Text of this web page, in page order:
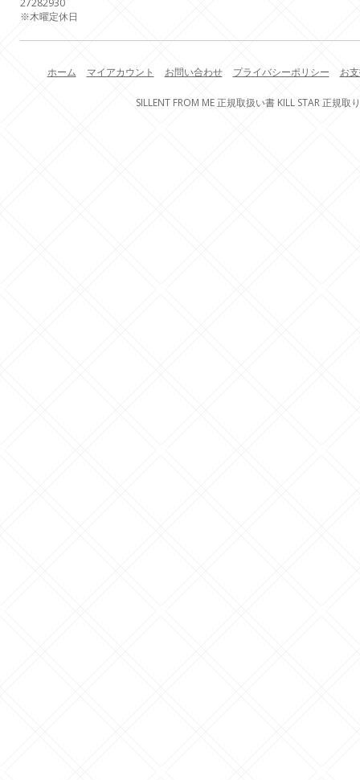
27282930
※木曜定休日
ホーム マイアカウント お問い合わせ プライバシーポリシー お
SILLENT FROM ME 正規取扱い書 KILL STAR 正規